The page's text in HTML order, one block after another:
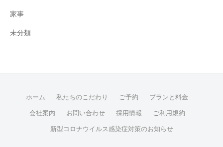
家事
未分類
ホーム 私たちのこだわり ご予約 プランと料金
会社案内 お問い合わせ 採用情報 ご利用規約
新型コロナウイルス感染症対策のお知らせ